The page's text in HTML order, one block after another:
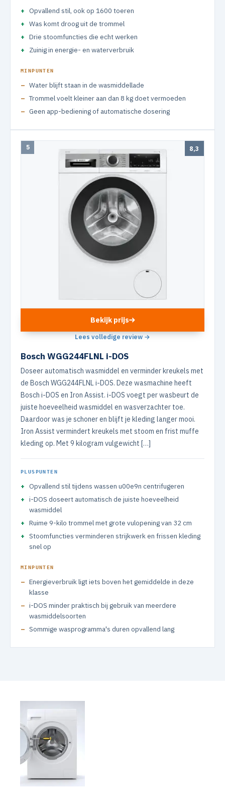
Opvallend stil, ook op 1600 toeren
Was komt droog uit de trommel
Drie stoomfuncties die echt werken
Zuinig in energie- en waterverbruik
MINPUNTEN
Water blijft staan in de wasmiddellade
Trommel voelt kleiner aan dan 8 kg doet vermoeden
Geen app-bediening of automatische dosering
5 8,3
Bekijk prijs
Lees volledige review →
Bosch WGG244FLNL i-DOS
Doseer automatisch wasmiddel en verminder kreukels met
de Bosch WGG244FLNL i-DOS. Deze wasmachine heeft
Bosch i-DOS en Iron Assist. i-DOS voegt per wasbeurt de
juiste hoeveelheid wasmiddel en wasverzachter toe.
Daardoor was je schoner en blijft je kleding langer mooi.
Iron Assist vermindert kreukels met stoom en frist muffe
kleding op. Met 9 kilogram vulgewicht […]
PLUSPUNTEN
Opvallend stil tijdens wassen u00e9n centrifugeren
i-DOS doseert automatisch de juiste hoeveelheid
wasmiddel
Ruime 9-kilo trommel met grote vulopening van 32 cm
Stoomfuncties verminderen strijkwerk en frissen kleding
snel op
MINPUNTEN
Energieverbruik ligt iets boven het gemiddelde in deze
klasse
i-DOS minder praktisch bij gebruik van meerdere
wasmiddelsoorten
Sommige wasprogramma's duren opvallend lang